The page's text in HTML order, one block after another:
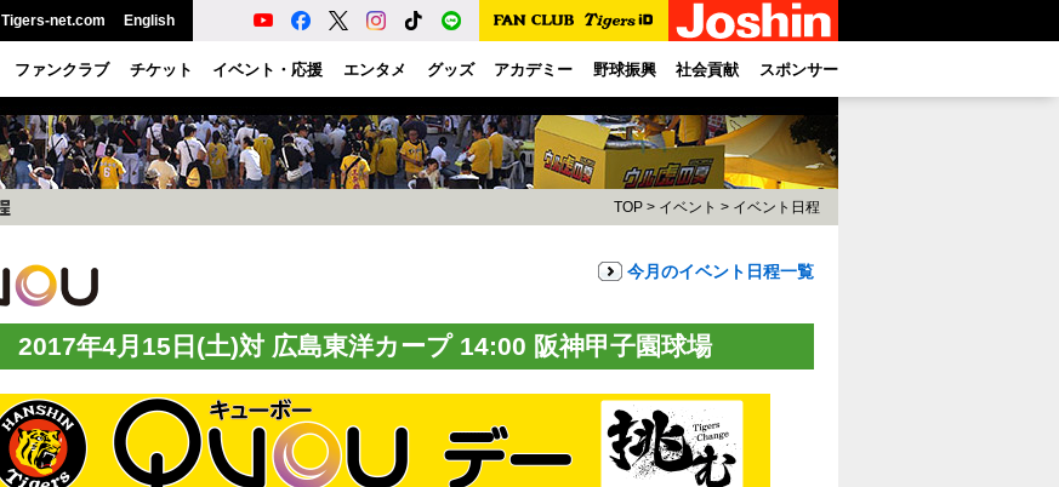
Tigers-net.com English
ファンクラブ チケット イベント・応援 エンタメ グッズ アカデミー 野球振興 社会貢献 スポンサー
TOP > イベント > イベント日程
今月のイベント日程一覧
2017年4月15日(土)対 広島東洋カープ 14:00 阪神甲子園球場